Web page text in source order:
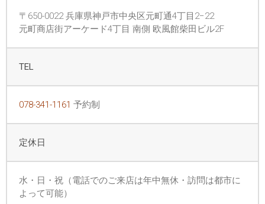
〒650-0022 兵庫県神戸市中央区元町通4丁目2−22
元町商店街アーケード4丁目 南側 欧風館柴田ビル2F
TEL
078-341-1161 予約制
定休日
水・日・祝（電話でのご来店は年中無休・訪問は都市に
よって可能）